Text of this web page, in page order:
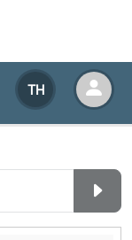
TH
งาน